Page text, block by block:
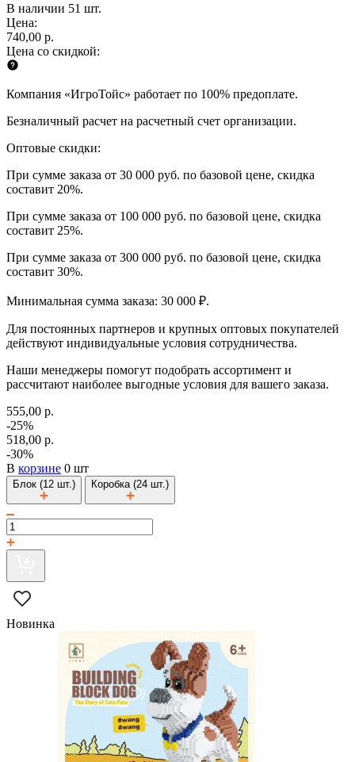
В наличии 51 шт.
Цена:
740,00 р.
Цена со скидкой:
Компания «ИгроТойс» работает по 100% предоплате.
Безналичный расчет на расчетный счет организации.
Оптовые скидки:
При сумме заказа от 30 000 руб. по базовой цене, скидка
составит 20%.
При сумме заказа от 100 000 руб. по базовой цене, скидка
составит 25%.
При сумме заказа от 300 000 руб. по базовой цене, скидка
составит 30%.
Минимальная сумма заказа: 30 000 ₽.
Для постоянных партнеров и крупных оптовых покупателей
действуют индивидуальные условия сотрудничества.
Наши менеджеры помогут подобрать ассортимент и
рассчитают наиболее выгодные условия для вашего заказа.
555,00 р.
-25%
518,00 р.
-30%
В корзине 0 шт
Блок (12 шт.) Коробка (24 шт.)
Новинка